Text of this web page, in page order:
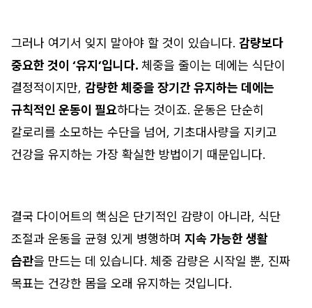
그러나 여기서 잊지 말아야 할 것이 있습니다. 감량보다
중요한 것이 ‘유지’입니다. 체중을 줄이는 데에는 식단이
결정적이지만, 감량한 체중을 장기간 유지하는 데에는
규칙적인 운동이 필요하다는 것이죠. 운동은 단순히
칼로리를 소모하는 수단을 넘어, 기초대사량을 지키고
건강을 유지하는 가장 확실한 방법이기 때문입니다.
결국 다이어트의 핵심은 단기적인 감량이 아니라, 식단
조절과 운동을 균형 있게 병행하며 지속 가능한 생활
습관을 만드는 데 있습니다. 체중 감량은 시작일 뿐, 진짜
목표는 건강한 몸을 오래 유지하는 것입니다.